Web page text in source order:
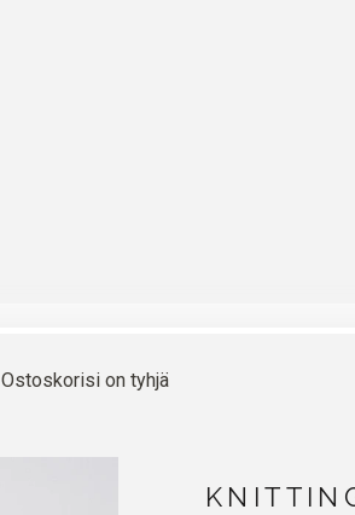
Ostoskorisi on tyhjä